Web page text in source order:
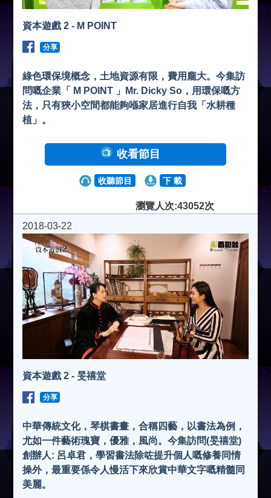
資本遊戲 2 - M POINT
分享
綠色環保境概念，土地資源有限，費用龐大。今集訪
問嘅企業「 M POINT 」Mr. Dicky So，用環保嘅方
法，只有狹小空間都能夠喺家居進行自我「水耕種
植」。
收看節目
收聽節目 下 載
瀏覽人次:43052次
2018-03-22
資本遊戲 2 - 旻禧堂
分享
中華傳統文化，琴棋書畫，合稱四藝，以書法為例，
尤如一件藝術瑰寶，優雅，風尚。今集訪問(旻禧堂)
創辦人: 呂卓君，學習書法除咗提升個人嘅修養同情
操外，最重要係令人慢活下來欣賞中華文字嘅精髓同
美麗。